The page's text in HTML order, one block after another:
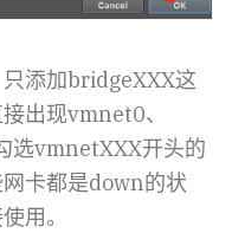
添加bridgeXXX这
出现vmnet0、
选vmnetXXX开头的
卡都是down的状
用。